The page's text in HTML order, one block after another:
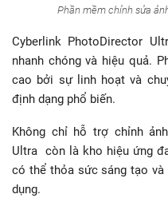
Phần mềm chỉnh sửa
Cyberlink PhotoDirector
nhanh chóng và hiệu quả.
cao bởi sự linh hoạt và
định dạng phổ biến.
Không chỉ hỗ trợ chỉnh
Ultra còn là kho hiệu ứng
có thể thỏa sức sáng tạo
dụng.